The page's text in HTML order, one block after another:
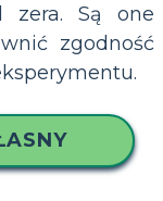
zera. Są one
zgodność